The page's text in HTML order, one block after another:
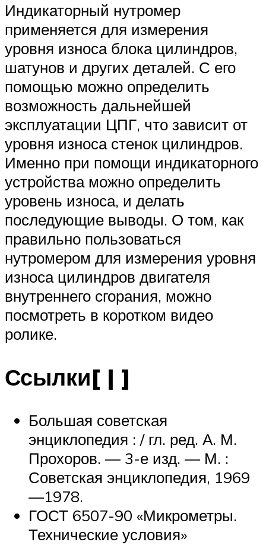
Индикаторный нутромер
применяется для измерения
уровня износа блока цилиндров,
шатунов и других деталей. С его
помощью можно определить
возможность дальнейшей
эксплуатации ЦПГ, что зависит от
уровня износа стенок цилиндров.
Именно при помощи индикаторного
устройства можно определить
уровень износа, и делать
последующие выводы. О том, как
правильно пользоваться
нутромером для измерения уровня
износа цилиндров двигателя
внутреннего сгорания, можно
посмотреть в коротком видео
ролике.
Ссылки[ | ]
Большая советская
энциклопедия : / гл. ред. А. М.
Прохоров. — 3-е изд. — М. :
Советская энциклопедия, 1969
—1978.
ГОСТ 6507-90 «Микрометры.
Технические условия»